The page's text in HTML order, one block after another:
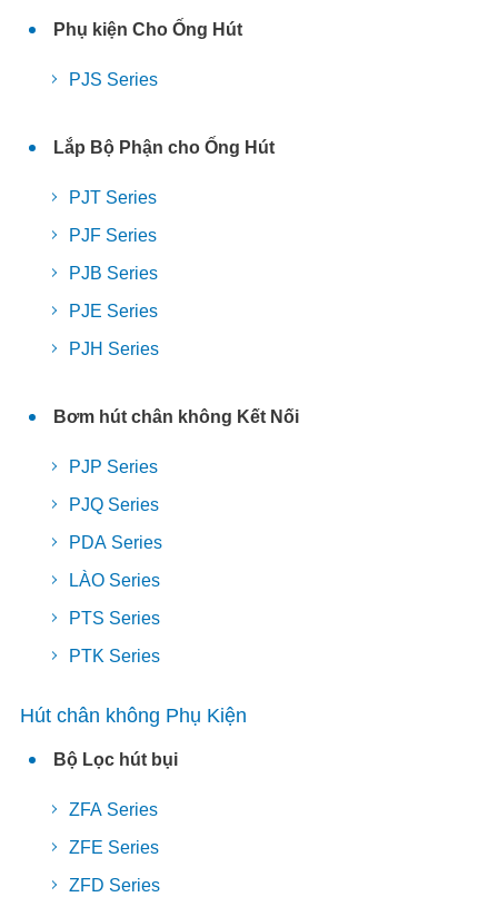
Phụ kiện Cho Ống Hút
PJS Series
Lắp Bộ Phận cho Ống Hút
PJT Series
PJF Series
PJB Series
PJE Series
PJH Series
Bơm hút chân không Kết Nối
PJP Series
PJQ Series
PDA Series
LÀO Series
PTS Series
PTK Series
Hút chân không Phụ Kiện
Bộ Lọc hút bụi
ZFA Series
ZFE Series
ZFD Series